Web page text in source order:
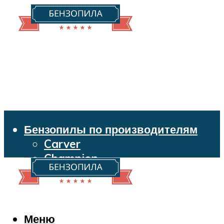
Бензопилы по производителям
Carver
Champion
Echo
Husqvarna
Makita
Меню